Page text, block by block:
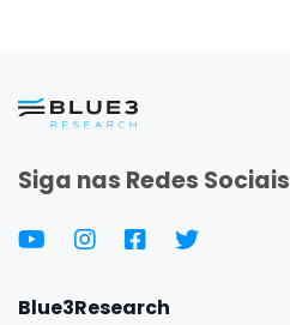
Siga nas Redes Sociais
Blue3Research